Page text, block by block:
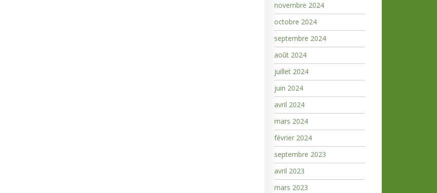
novembre 2024
octobre 2024
septembre 2024
août 2024
juillet 2024
juin 2024
avril 2024
mars 2024
février 2024
septembre 2023
avril 2023
mars 2023